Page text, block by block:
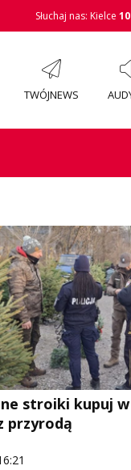
Słuchaj nas: Kielce
TWÓJNEWS
stroiki kupuj w
przyrodą